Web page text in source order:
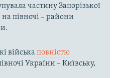
частину Запорізької
на півночі – райони
війська повністю
України – Київську,